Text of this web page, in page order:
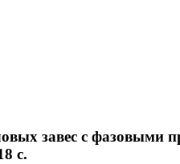
завес с фазовыми
с.